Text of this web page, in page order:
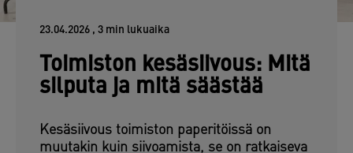
23.04.2026 , 3 min lukuaika
Toimiston kesäsiivous: Mitä
silputa ja mitä säästää
Kesäsiivous toimiston paperitöissä on
muutakin kuin siivoamista, se on ratkaiseva